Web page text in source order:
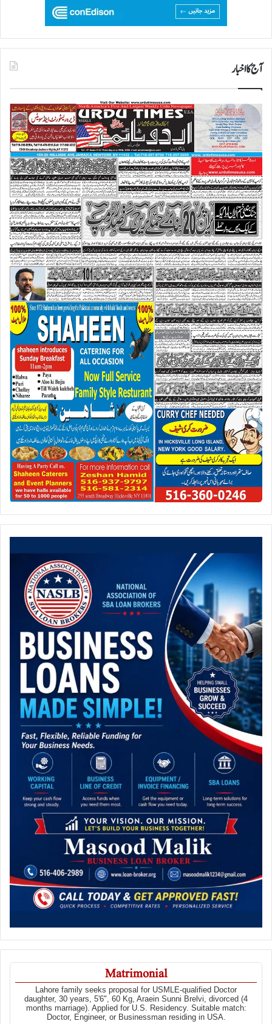
آج کا اخبار
Matrimonial
Lahore family seeks proposal for USMLE-qualified Doctor
daughter, 30 years, 5'6", 60 Kg, Araein Sunni Brelvi, divorced (4
months marriage). Applied for U.S. Residency. Suitable match:
Doctor, Engineer, or Businessman residing in USA.